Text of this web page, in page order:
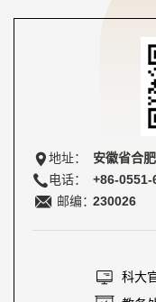
地址：
安徽省合
电话：
+86-0551-
邮编：230026
科大